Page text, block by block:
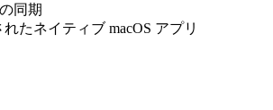
同期
たネイティブ macOS アプリ